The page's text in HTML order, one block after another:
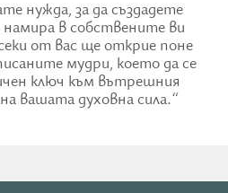
нужда, за да създадете
намира в собствените ви
от вас ще открие поне
мудри, което да се
ключ към вътрешния
вашата духовна сила.“